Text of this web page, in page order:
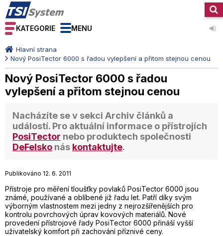
KATEGORIE MENU
Hlavní strana
Nový PosiTector 6000 s řadou vylepšení a přitom stejnou cenou
Nový PosiTector 6000 s řadou
vylepšení a přitom stejnou cenou
Nacházíte se v sekci Archiv článků a
událostí. Pro aktuální informace o přístrojích
PosiTector nebo produktech společnosti
DeFelsko nás kontaktujte.
Publikováno 12. 6. 2011
Přístroje pro měření tloušťky povlaků PosiTector 6000 jsou
známé, používané a oblíbené již řadu let. Patří díky svým
výborným vlastnostem mezi jedny z nejrozšířenějších pro
kontrolu povrchových úprav kovových materiálů. Nové
provedení přístrojové řady PosiTector 6000 přináší vyšší
uživatelský komfort při zachování příznivé ceny.